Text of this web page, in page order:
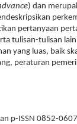
) dan
pertanyaan
tulisan-tulisan
yang luas, baik
peraturan
p-ISSN 0852-